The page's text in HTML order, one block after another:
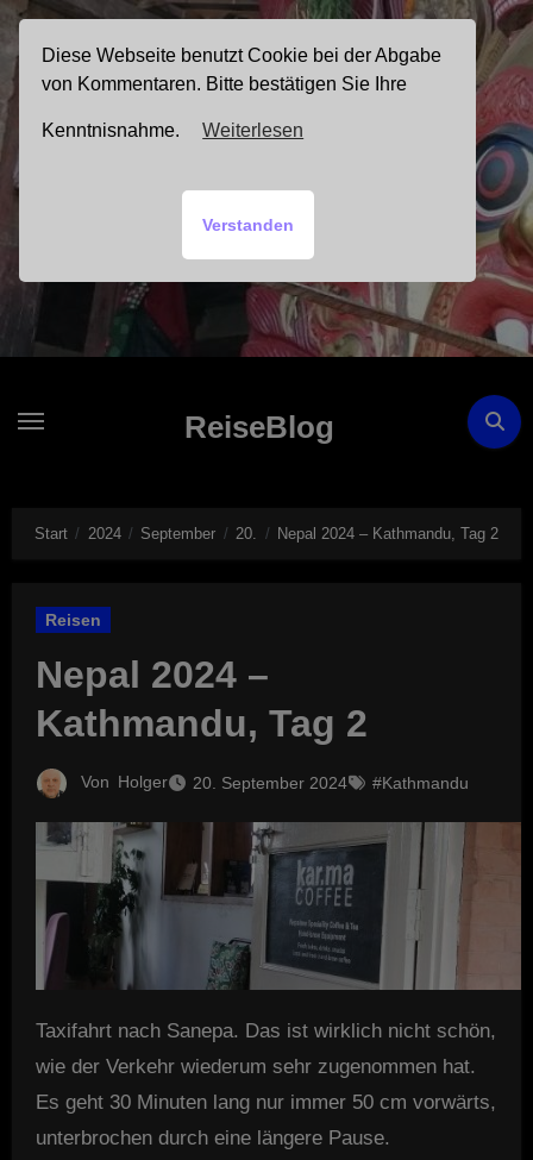
Zum
Inhalt
springen
ReiseBlog
Start 2024 September 20. Nepal 2024 – Kathmandu, Tag 2
Reisen
Nepal 2024 –
Kathmandu, Tag 2
Von Holger 20. September 2024 #Kathmandu
Taxifahrt nach Sanepa. Das ist wirklich nicht schön,
wie der Verkehr wiederum sehr zugenommen hat.
Es geht 30 Minuten lang nur immer 50 cm vorwärts,
unterbrochen durch eine längere Pause.
Diese Webseite benutzt Cookie bei der Abgabe
von Kommentaren. Bitte bestätigen Sie Ihre
Kenntnisnahme. Weiterlesen
Verstanden